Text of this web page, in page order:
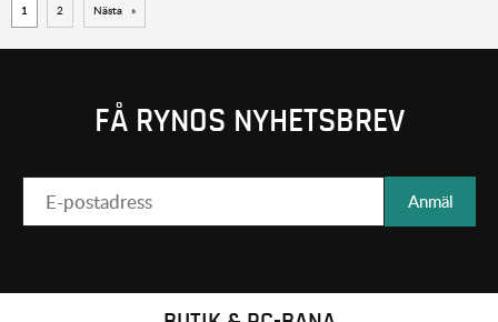
1 2 Nästa »
FÅ RYNOS NYHETSBREV
Anmäl